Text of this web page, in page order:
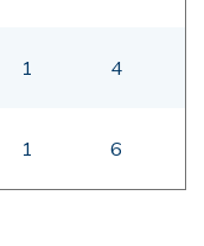
1 4
1 6